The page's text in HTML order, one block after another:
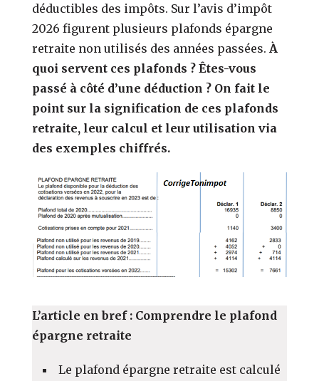
déductibles des impôts. Sur l’avis d’impôt
2026 figurent plusieurs plafonds épargne
retraite non utilisés des années passées. À
quoi servent ces plafonds ? Êtes-vous
passé à côté d’une déduction ? On fait le
point sur la signification de ces plafonds
retraite, leur calcul et leur utilisation via
des exemples chiffrés.
L’article en bref : Comprendre le plafond
épargne retraite
Le plafond épargne retraite est calculé